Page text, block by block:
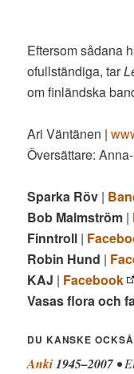
Eftersom sådana
ofullständiga, tar
om finländska
Ari Väntänen |
Översättare:
Sparka Röv |
Bob Malmström |
Finntroll |
Robin Hund |
KAJ | Facebook
Vasas flora och
DU KANSKE
Anki1945–2007•